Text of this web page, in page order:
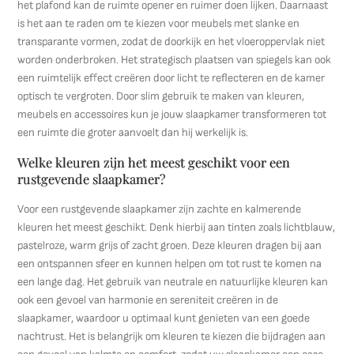
het plafond kan de ruimte opener en ruimer doen lijken. Daarnaast
is het aan te raden om te kiezen voor meubels met slanke en
transparante vormen, zodat de doorkijk en het vloeroppervlak niet
worden onderbroken. Het strategisch plaatsen van spiegels kan ook
een ruimtelijk effect creëren door licht te reflecteren en de kamer
optisch te vergroten. Door slim gebruik te maken van kleuren,
meubels en accessoires kun je jouw slaapkamer transformeren tot
een ruimte die groter aanvoelt dan hij werkelijk is.
Welke kleuren zijn het meest geschikt voor een
rustgevende slaapkamer?
Voor een rustgevende slaapkamer zijn zachte en kalmerende
kleuren het meest geschikt. Denk hierbij aan tinten zoals lichtblauw,
pastelroze, warm grijs of zacht groen. Deze kleuren dragen bij aan
een ontspannen sfeer en kunnen helpen om tot rust te komen na
een lange dag. Het gebruik van neutrale en natuurlijke kleuren kan
ook een gevoel van harmonie en sereniteit creëren in de
slaapkamer, waardoor u optimaal kunt genieten van een goede
nachtrust. Het is belangrijk om kleuren te kiezen die bijdragen aan